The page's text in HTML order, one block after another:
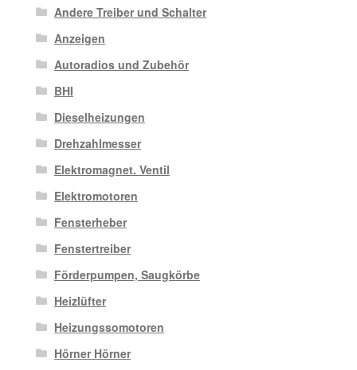
Andere Treiber und Schalter
Anzeigen
Autoradios und Zubehör
BHI
Dieselheizungen
Drehzahlmesser
Elektromagnet. Ventil
Elektromotoren
Fensterheber
Fenstertreiber
Förderpumpen, Saugkörbe
Heizlüfter
Heizungssomotoren
Hörner Hörner